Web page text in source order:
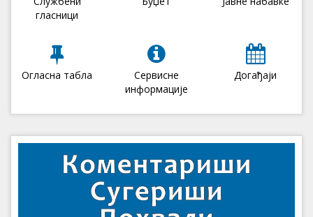
гласници
Огласна табла
Сервисне
информације
Догађаји